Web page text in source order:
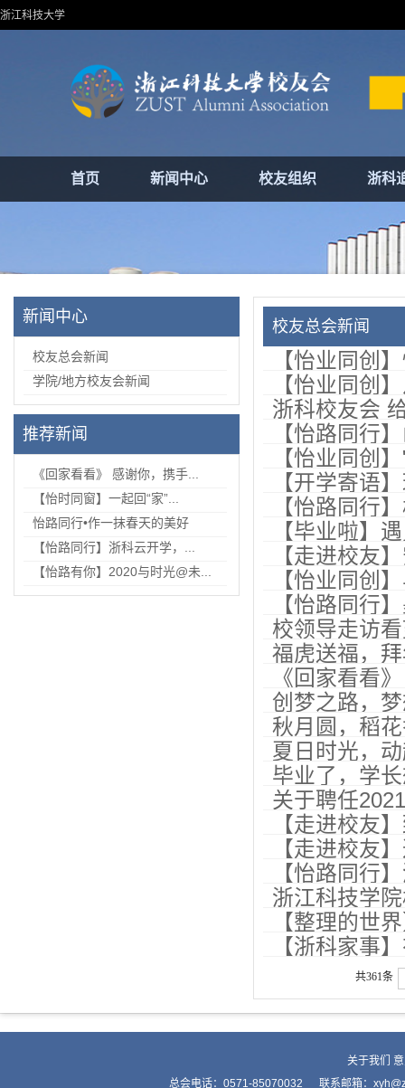
浙江科技大学
首页 新闻中心 校友组织 浙科
新闻中心
校友总会新闻
学院/地方校友会新闻
推荐新闻
《回家看看》 感谢你，携手...
【怡时同窗】一起回“家”...
怡路同行•作一抹春天的美好
【怡路同行】浙科云开学，...
【怡路有你】2020与时光@未...
校友总会新闻
【怡业同创
【怡业同创
浙科校友会
【怡路同行
【怡业同创
【开学寄语
【怡路同行
【毕业啦】
【走进校友
【怡业同创
【怡路同行
校领导走访
福虎送福，
《回家看看
创梦之路，
秋月圆，稻
夏日时光，
毕业了，学
关于聘任
【走进校友
【走进校友
【怡路同行
浙江科技学
【整理的世
【浙科家事
共361条
关于我们
总会电话：0571-85070032 联系邮箱：